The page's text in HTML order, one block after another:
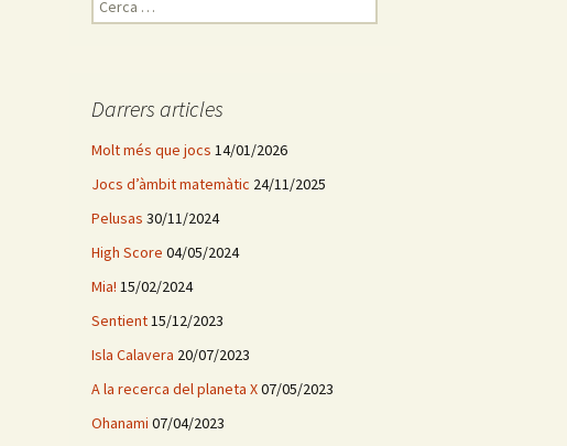
e
:Darrers articles
Molt més que jocs 14/01/2026
Jocs d’àmbit matemàtic 24/11/2025
Pelusas 30/11/2024
High Score 04/05/2024
Mia! 15/02/2024
Sentient15/12/2023
Isla Calavera 20/07/2023
A la recerca del planeta X07/05/2023
Ohanami 07/04/2023